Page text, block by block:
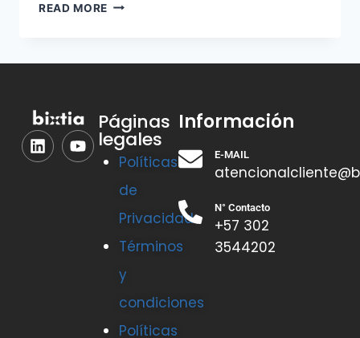
READ MORE
Páginas
legales
Políticas
de
Privacidad
Términos
y
condiciones
Políticas
Información
E-MAIL
N° Contacto
+57 302
3544202